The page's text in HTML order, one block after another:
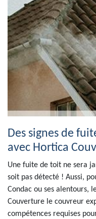
Des signes de
avec Hortica
Une fuite de toit ne sera
soit pas détecté ! Aussi,
Condac ou ses alentours,
Couverture le couvreur
compétences requises